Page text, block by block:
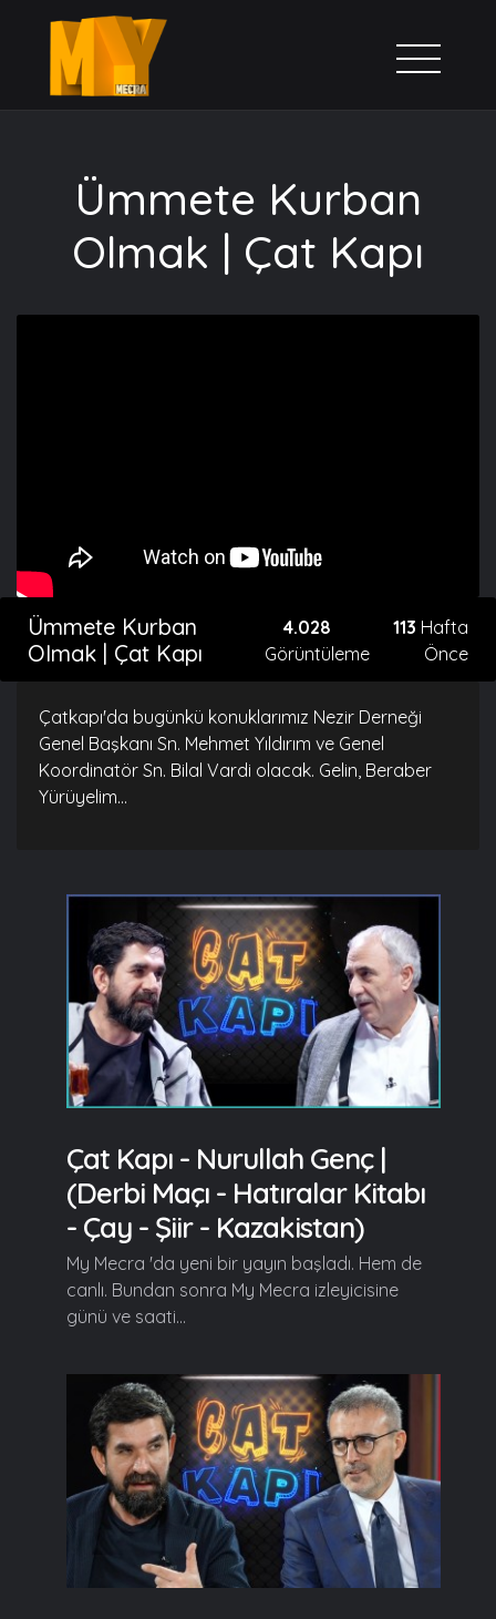
Ümmete Kurban
Olmak | Çat Kapı
Ümmete Kurban
Olmak | Çat Kapı
4.028
Görüntüleme
113 Hafta
Önce
Çatkapı'da bugünkü konuklarımız Nezir Derneği
Genel Başkanı Sn. Mehmet Yıldırım ve Genel
Koordinatör Sn. Bilal Vardi olacak. Gelin, Beraber
Yürüyelim...
Çat Kapı - Nurullah Genç |
(Derbi Maçı - Hatıralar Kitabı
- Çay - Şiir - Kazakistan)
My Mecra 'da yeni bir yayın başladı. Hem de
canlı. Bundan sonra My Mecra izleyicisine
günü ve saati...